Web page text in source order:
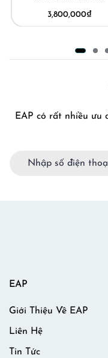
₫
EAP có rất nhiều ưu
EAP
Giới Thiệu Về EAP
Liên Hệ
Tin Tức